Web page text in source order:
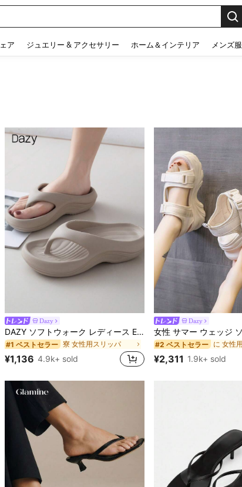
ア ジュエリー & アクセサリー ホーム＆インテリア メンズ服
Dazy
DAZY ソフトウォーク レディース EVA ミッドヒール プラットフォーム ビーチサンダル - 超軽量、通気性、快適、滑り止め、ソフトソール、ビーチ、休暇、家庭の自由時間、日常着用に最適な ミニマリストデザイン - 通年使用、スリッポン、無地、プリントなし
#1 ベストセラー
売り切れ間近！
#1 ベストセラー 寮 女性用スリッパ
売り切れ間近！
#1 ベストセラー 寮 女性用スリッパ
売り切れ間近！
#1 ベストセラー 寮 女性用スリッパ
¥1,136 4.9k+ sold
Dazy
#2 ベストセラー
(1000+)
#2 ベストセラー
(1000+)
#2 ベストセラー
(1000+)
#2 ベストセラー
¥2,311 1.9k+ sold